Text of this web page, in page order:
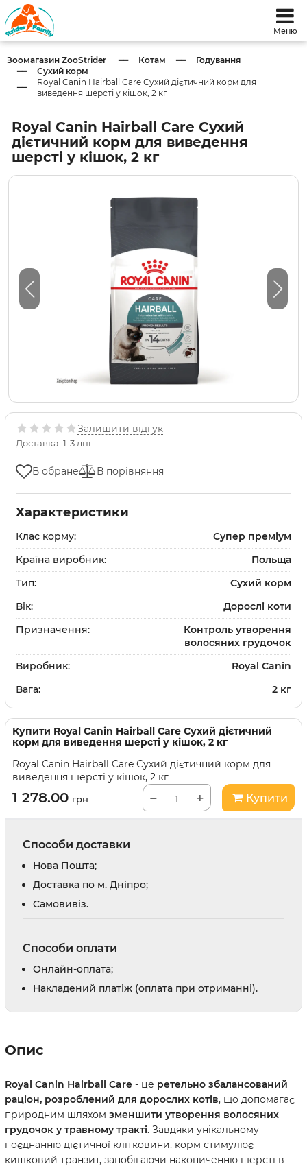
Меню
Зоомагазин ZooStrider Котам
Годування
Сухий корм
Royal Canin Hairball Care Сухий дієтичний корм для
виведення шерсті у кішок, 2 кг
Royal Canin Hairball Care Сухий
дієтичний корм для виведення
шерсті у кішок, 2 кг
Залишити відгук
Доставка: 1-3 дні
В обране В порівняння
Характеристики
Клас корму:
Супер преміум
Країна виробник:
Польща
Тип:
Сухий корм
Вік:
Дорослі коти
Призначення:
Контроль утворення
волосяних грудочок
Виробник:
Royal Canin
Вага:
2 кг
Купити Royal Canin Hairball Care Сухий дієтичний
корм для виведення шерсті у кішок, 2 кг
Royal Canin Hairball Care Сухий дієтичний корм для
виведення шерсті у кішок, 2 кг
1 278.00 грн − + Купити
Способи доставки
Нова Пошта;
Доставка по м. Дніпро;
Cамовивіз.
Способи оплати
Онлайн-оплата;
Накладений платіж (оплата при отриманні).
Опис
Royal Canin Hairball Care - це ретельно збалансований
раціон, розроблений для дорослих котів, що допомагає
природним шляхом зменшити утворення волосяних
грудочок у травному тракті. Завдяки унікальному
поєднанню дієтичної клітковини, корм стимулює
кишковий транзит, запобігаючи накопиченню шерсті в